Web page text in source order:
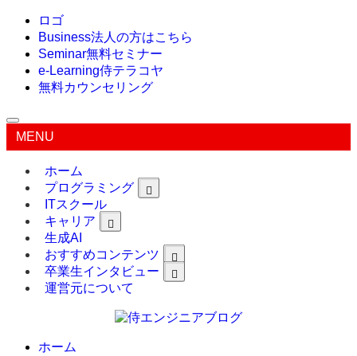
ロゴ
Business法人の方はこちら
Seminar無料セミナー
e-Learning侍テラコヤ
無料カウンセリング
MENU
ホーム
プログラミング
ITスクール
キャリア
生成AI
おすすめコンテンツ
卒業生インタビュー
運営元について
ホーム